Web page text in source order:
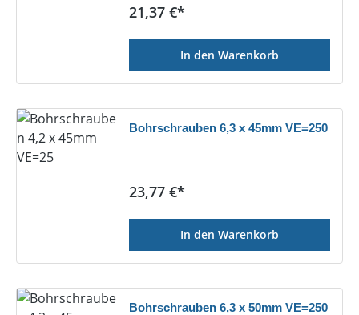
Regulärer Preis:
21,37 €*
In den Warenkorb
Bohrschrauben 6,3 x 45mm VE=250
Regulärer Preis:
23,77 €*
In den Warenkorb
Bohrschrauben 6,3 x 50mm VE=250